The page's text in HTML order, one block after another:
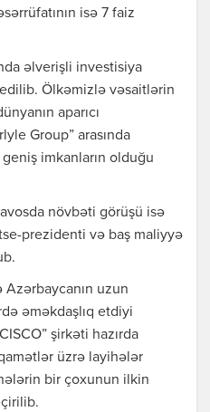
isə 7 faiz
əlverişli investisiya
edilib. Ölkəmizlə vəsaitlərin
aparıcı
Group” arasında
geniş imkanların olduğu
növbəti görüşü isə
prezidenti və baş maliyyə
Azərbaycanın uzun
əməkdaşlıq etdiyi
şirkəti hazırda
üzrə layihələr
bir çoxunun ilkin